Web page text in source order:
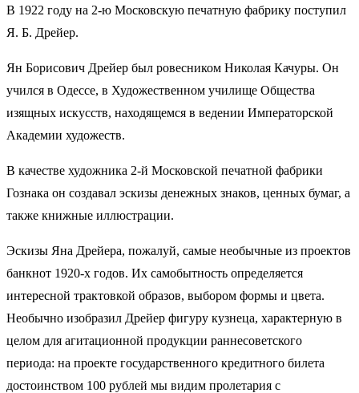
В 1922 году на 2-ю Московскую печатную фабрику поступил
Я. Б. Дрейер.
Ян Борисович Дрейер был ровесником Николая Качуры. Он
учился в Одессе, в Художественном училище Общества
изящных искусств, находящемся в ведении Императорской
Академии художеств.
В качестве художника 2-й Московской печатной фабрики
Гознака он создавал эскизы денежных знаков, ценных бумаг, а
также книжные иллюстрации.
Эскизы Яна Дрейера, пожалуй, самые необычные из проектов
банкнот 1920-х годов. Их самобытность определяется
интересной трактовкой образов, выбором формы и цвета.
Необычно изобразил Дрейер фигуру кузнеца, характерную в
целом для агитационной продукции раннесоветского
периода: на проекте государственного кредитного билета
достоинством 100 рублей мы видим пролетария с